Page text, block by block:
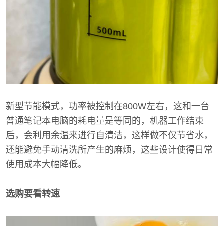
新型节能模式，功率被控制在800W左右，这和一台
普通笔记本电脑的耗电量是等同的，机器工作结束
后，会利用余温来进行自清洁，这样做不仅节省水，
还能避免手动清洗所产生的麻烦，这些设计使得日常
使用成本大幅降低。
选购要看转速